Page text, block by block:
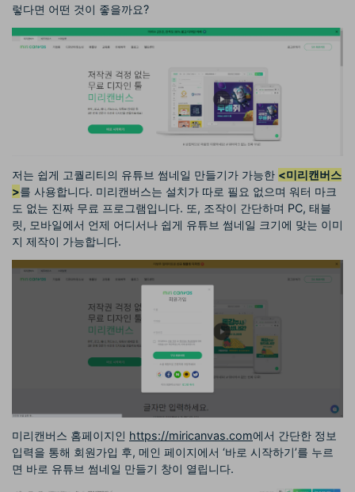
렇다면 어떤 것이 좋을까요?
저는 쉽게 고퀄리티의 유튜브 썸네일 만들기가 가능한 <미리캔버스
>를 사용합니다. 미리캔버스는 설치가 따로 필요 없으며 워터 마크
도 없는 진짜 무료 프로그램입니다. 또, 조작이 간단하며 PC, 태블
릿, 모바일에서 언제 어디서나 쉽게 유튜브 썸네일 크기에 맞는 이미
지 제작이 가능합니다.
미리캔버스 홈페이지인 https://miricanvas.com에서 간단한 정보
입력을 통해 회원가입 후, 메인 페이지에서 ‘바로 시작하기’를 누르
면 바로 유튜브 썸네일 만들기 창이 열립니다.